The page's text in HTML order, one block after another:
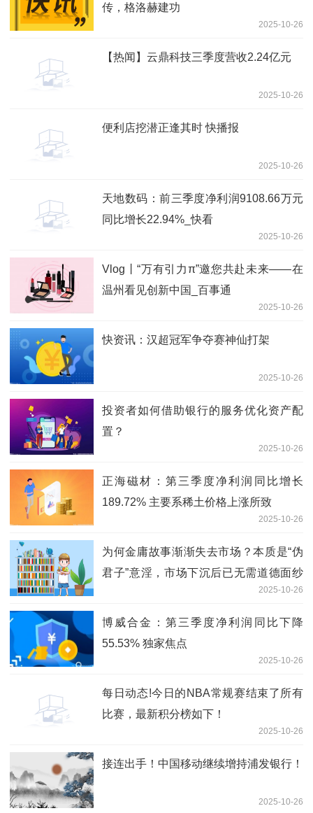
传，格洛赫建功
2025-10-26
【热闻】云鼎科技三季度营收2.24亿元
2025-10-26
便利店挖潜正逢其时 快播报
2025-10-26
天地数码：前三季度净利润9108.66万元
同比增长22.94%_快看
2025-10-26
Vlog丨“万有引力π”邀您共赴未来——在
温州看见创新中国_百事通
2025-10-26
快资讯：汉超冠军争夺赛神仙打架
2025-10-26
投资者如何借助银行的服务优化资产配
置？
2025-10-26
正海磁材：第三季度净利润同比增长
189.72% 主要系稀土价格上涨所致
2025-10-26
为何金庸故事渐渐失去市场？本质是“伪
君子”意淫，市场下沉后已无需道德面纱
2025-10-26
博威合金：第三季度净利润同比下降
55.53% 独家焦点
2025-10-26
每日动态!今日的NBA常规赛结束了所有
比赛，最新积分榜如下！
2025-10-26
接连出手！中国移动继续增持浦发银行！
2025-10-26